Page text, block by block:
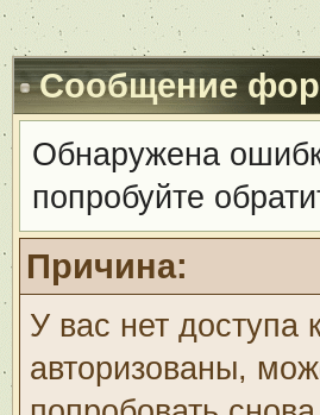
Сообщение
Обнаружена
попробуйте
Причина:
У вас нет доступа
авторизованы,